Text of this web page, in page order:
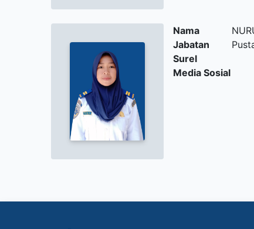
Nama
Jabatan
Surel
Media Sosial